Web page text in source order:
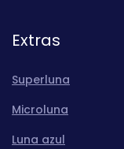
Extras
Superluna
Microluna
Luna azul